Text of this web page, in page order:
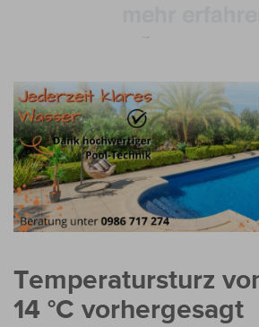
Temperatursturz
14 °C vorhergesagt